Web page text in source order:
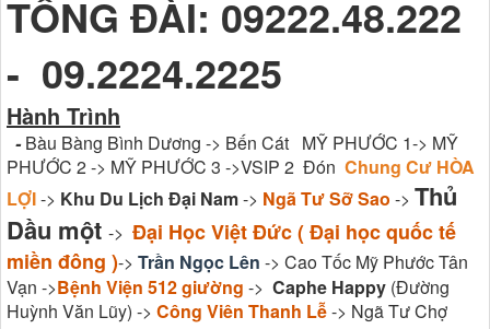
TỔNG ĐÀI: 09222.48.222
- 09.2224.2225
Hành Trình
-Bàu Bàng Bình Dương -> Bến Cát MỸ PHƯỚC 1-> MỸ
PHƯỚC 2 -> MỸ PHƯỚC 3 ->VSIP 2 Đón Chung Cư HÒA
LỢI-> Khu Du Lịch Đại Nam-> Ngã Tư Sỡ Sao -> Thủ
Dầu một -> Đại Học Việt Đức ( Đại học quốc tế
miền đông )-> Trần Ngọc Lên -> Cao Tốc Mỹ Phước Tân
Vạn ->Bệnh Viện 512 giường -> Caphe Happy (Đường
Huỳnh Văn Lũy) -> Công Viên Thanh Lễ-> Ngã Tư Chợ